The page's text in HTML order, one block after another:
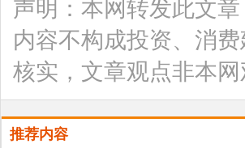
声明：本网转发此文
内容不构成投资、消
核实，文章观点非本
推荐内容